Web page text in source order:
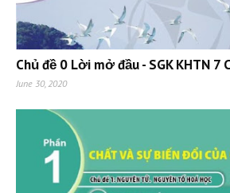
Chủ đề 0 Lời mở đầu - SGK KHTN 7
June 30, 2020